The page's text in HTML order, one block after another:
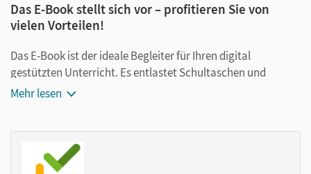
Das E-Book stellt sich vor – profitieren Sie von
vielen Vorteilen!
Das E-Book ist der ideale Begleiter für Ihren digital
gestützten Unterricht. Es entlastet Schultaschen und
Rucksäcke und ist jederzeit unkompliziert verfügbar.
Notizen erstellen
Mehr lesen